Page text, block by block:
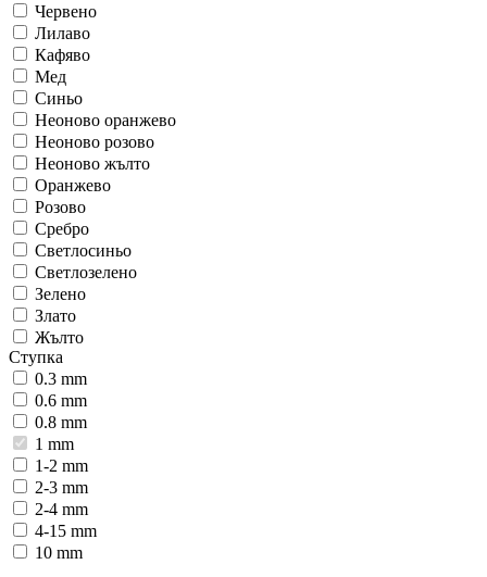
Червено
Лилаво
Кафяво
Мед
Синьо
Неоново оранжево
Неоново розово
Неоново жълто
Оранжево
Розово
Сребро
Светлосиньо
Светлозелено
Зелено
Злато
Жълто
Ступка
0.3 mm
0.6 mm
0.8 mm
1 mm
1-2 mm
2-3 mm
2-4 mm
4-15 mm
10 mm